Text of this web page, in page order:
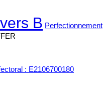
B Perfectionnement
: E2106700180